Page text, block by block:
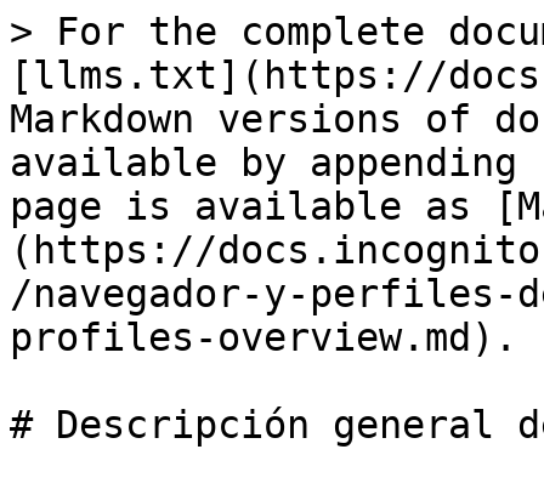
> For the complete
[llms.txt](https://
Markdown versions of
available by
page is available as
(https://
/navegador-y-perfiles-
profiles-overview.md).
# Descripción general